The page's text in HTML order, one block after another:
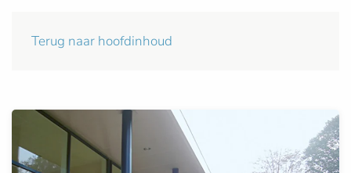
Terug naar hoofdinhoud